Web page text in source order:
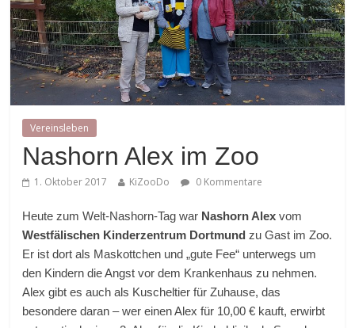
Vereinsleben
Nashorn Alex im Zoo
1. Oktober 2017 KiZooDo 0 Kommentare
Heute zum Welt-Nashorn-Tag war Nashorn Alex vom
Westfälischen Kinderzentrum Dortmund zu Gast im Zoo.
Er ist dort als Maskottchen und „gute Fee“ unterwegs um
den Kindern die Angst vor dem Krankenhaus zu nehmen.
Alex gibt es auch als Kuscheltier für Zuhause, das
besondere daran – wer einen Alex für 10,00 € kauft, erwirbt